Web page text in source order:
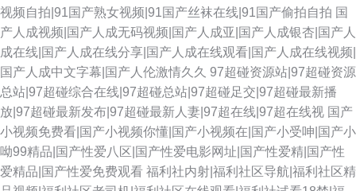
视频自拍|91国产熟女视频|91国产丝袜在线|91国产偷拍自拍 国
产人成视频|国产人成无码视频|国产人成亚|国产人成银杏|国产人
成在线|国产人成在线分享|国产人成在线观看|国产人成在线视频|
国产人成中文字幕|国产人伦激情久久 97超碰资源站|97超碰资源
总站|97超碰综合在线|97超碰总站|97超碰足交|97超碰最新播
放|97超碰最新发布|97超碰最新人妻|97超在线|97超在线视 国产
小视频免费看|国产小视频你懂|国产小视频在|国产小受呻|国产小
呦99精品|国产性爱八区|国产性爱电影网址|国产性爱精|国产性
爱精品|国产性爱免费观看 福利社内射|福利社区导航|福利社区精